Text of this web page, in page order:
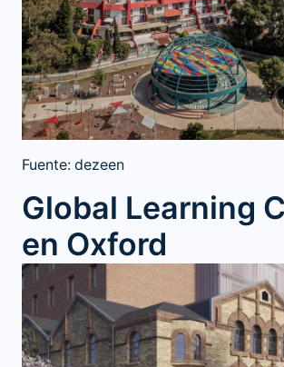
Fuente: dezeen
Global Learning
en Oxford